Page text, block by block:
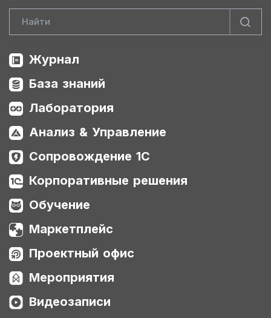
Журнал
База знаний
Лаборатория
Анализ & Управление
Сопровождение 1С
Корпоративные решения
Обучение
Маркетплейс
Проектный офис
Мероприятия
Видеозаписи